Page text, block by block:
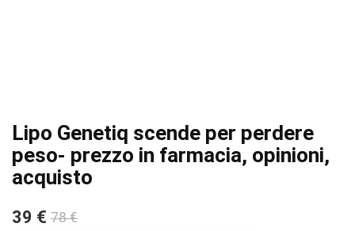
Lipo Genetiq scende per perdere
peso- prezzo in farmacia, opinioni,
acquisto
39 € 78 €